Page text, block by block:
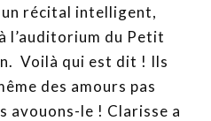
récital intelligent,
l’auditorium du Petit
Voilà qui est dit ! Ils
des amours pas
le ! Clarisse a